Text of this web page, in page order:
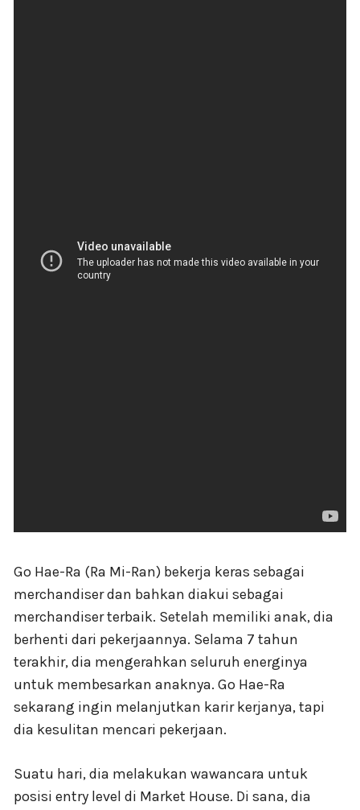
Go Hae-Ra (Ra Mi-Ran) bekerja keras sebagai
merchandiser dan bahkan diakui sebagai
merchandiser terbaik. Setelah memiliki anak, dia
berhenti dari pekerjaannya. Selama 7 tahun
terakhir, dia mengerahkan seluruh energinya
untuk membesarkan anaknya. Go Hae-Ra
sekarang ingin melanjutkan karir kerjanya, tapi
dia kesulitan mencari pekerjaan.
Suatu hari, dia melakukan wawancara untuk
posisi entry level di Market House. Di sana, dia